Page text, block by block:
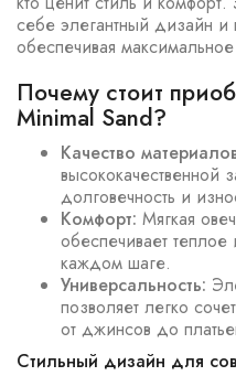
себе элегантный дизайн
обеспечивая
Почему стоит
Minimal Sand?
Качество
высококачественной
долговечность и
Комфорт: Мягкая
обеспечивает теплое
каждом шаге.
Универсальность:
позволяет легко
от джинсов до
Стильный дизайн для